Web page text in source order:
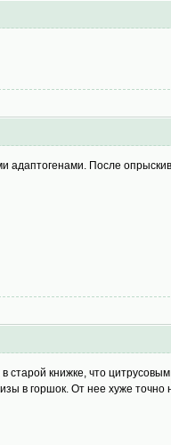
После
книжке, что
в горшок. От нее хуже точно